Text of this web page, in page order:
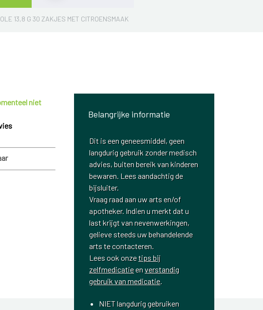
13,8 G 30 ZAKJES MET CITROENSMAAK
niet
Belangrijke informatie
Dit is een geneesmiddel, geen
langdurig gebruik zonder medisch
advies, buiten bereik van kinderen
bewaren. Lees aandachtig de
bijsluiter.
Vraag raad aan uw arts en/of
apotheker. Indien u merkt dat u
last krijgt van nevenwerkingen,
gelieve steeds uw behandelende
arts te contacteren.
Lees ook onzetips bij
zelfmedicatieenverstandig
gebruik van medicatie
NIET langdurig gebruiken